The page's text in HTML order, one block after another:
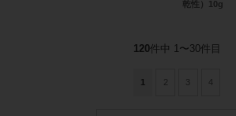
乾性）10g
120件中 1〜30件目
1 2 3 4